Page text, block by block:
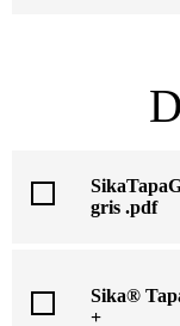
gris .pdf
Sika®
+